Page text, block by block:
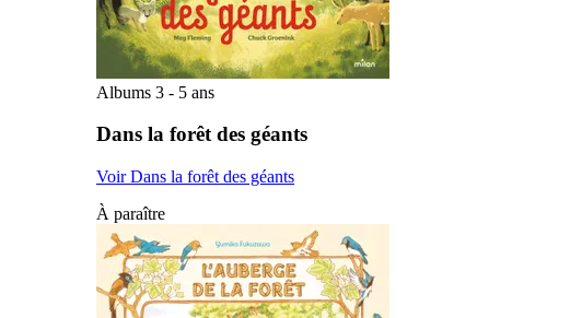
Albums 3 - 5 ans
Dans la forêt des géants
Voir Dans la forêt des géants
À paraître